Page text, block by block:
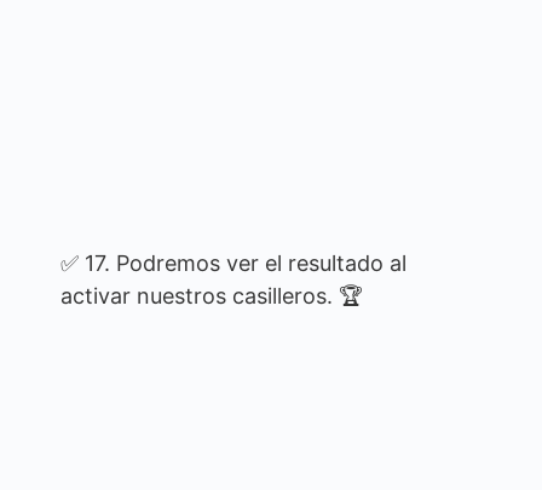
✅ 17. Podremos ver el resultado al
activar nuestros casilleros. 🏆